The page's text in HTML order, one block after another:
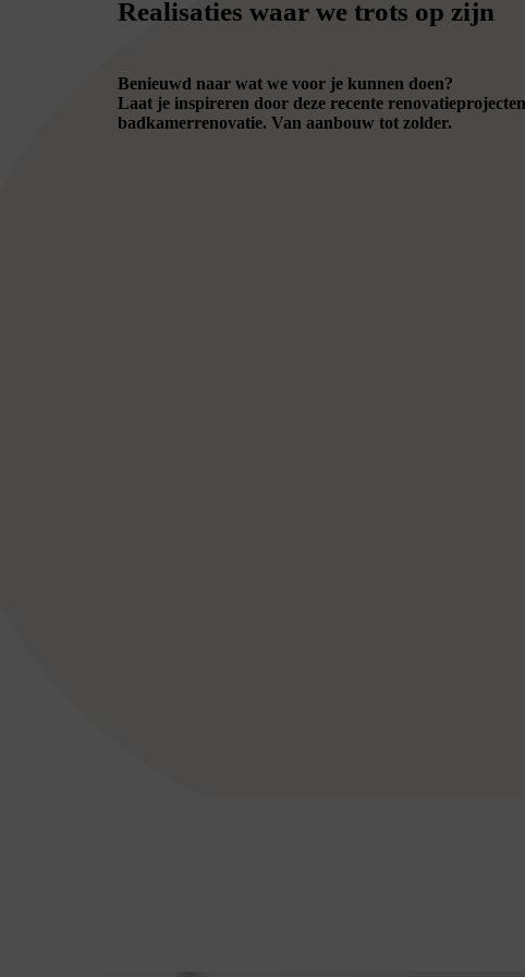
Realisaties waar we trots op zijn
Benieuwd naar wat we voor je kunnen doen?
Laat je inspireren door deze recente
badkamerrenovatie. Van aanbouw tot zolder.